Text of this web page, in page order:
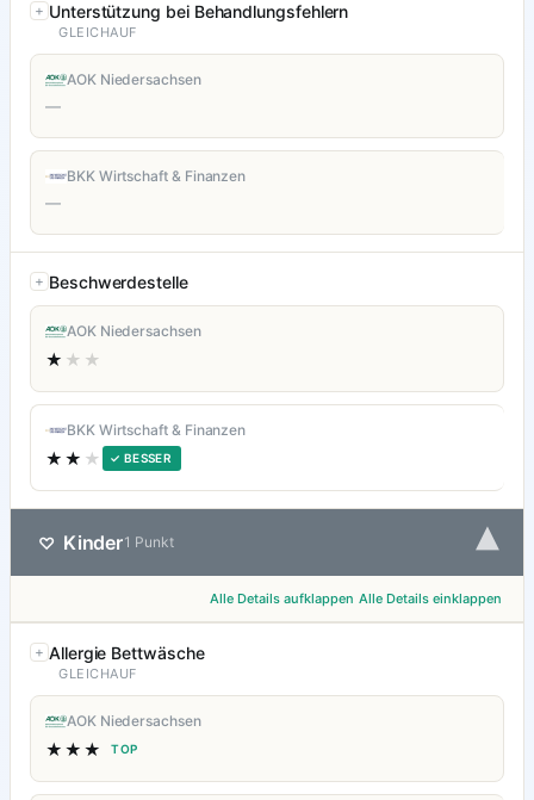
Unterstützung bei Behandlungsfehlern
GLEICHAUF
AOK Niedersachsen
—
BKK Wirtschaft & Finanzen
—
Beschwerdestelle
AOK Niedersachsen
★ ★★
BKK Wirtschaft & Finanzen
★★ ★ ✓ BESSER
♡ Kinder1 Punkt ▾
Alle Details aufklappen Alle Details einklappen
Allergie Bettwäsche
GLEICHAUF
AOK Niedersachsen
★★★ TOP